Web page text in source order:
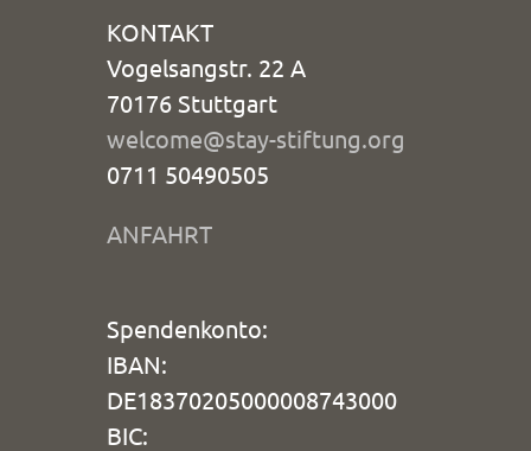
KONTAKT
Vogelsangstr. 22 A
70176 Stuttgart
welcome@stay-stiftung.org
0711 50490505
ANFAHRT
Spendenkonto:
IBAN:
DE18370205000008743000
BIC: